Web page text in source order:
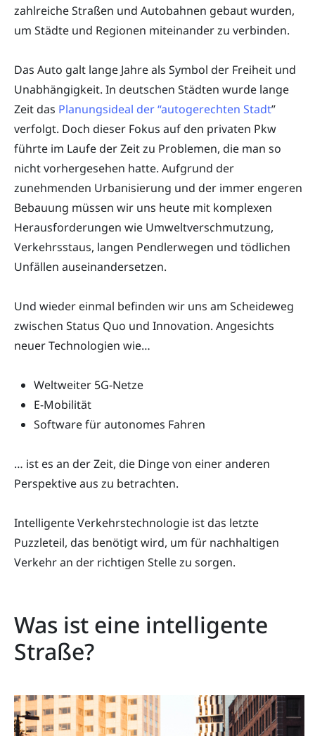
zahlreiche Straßen und Autobahnen gebaut wurden,
um Städte und Regionen miteinander zu verbinden.
Das Auto galt lange Jahre als Symbol der Freiheit und
Unabhängigkeit. In deutschen Städten wurde lange
Zeit das Planungsideal der “autogerechten Stadt”
verfolgt. Doch dieser Fokus auf den privaten Pkw
führte im Laufe der Zeit zu Problemen, die man so
nicht vorhergesehen hatte. Aufgrund der
zunehmenden Urbanisierung und der immer engeren
Bebauung müssen wir uns heute mit komplexen
Herausforderungen wie Umweltverschmutzung,
Verkehrsstaus, langen Pendlerwegen und tödlichen
Unfällen auseinandersetzen.
Und wieder einmal befinden wir uns am Scheideweg
zwischen Status Quo und Innovation. Angesichts
neuer Technologien wie…
Weltweiter 5G-Netze
E-Mobilität
Software für autonomes Fahren
… ist es an der Zeit, die Dinge von einer anderen
Perspektive aus zu betrachten.
Intelligente Verkehrstechnologie ist das letzte
Puzzleteil, das benötigt wird, um für nachhaltigen
Verkehr an der richtigen Stelle zu sorgen.
Was ist eine intelligente
Straße?